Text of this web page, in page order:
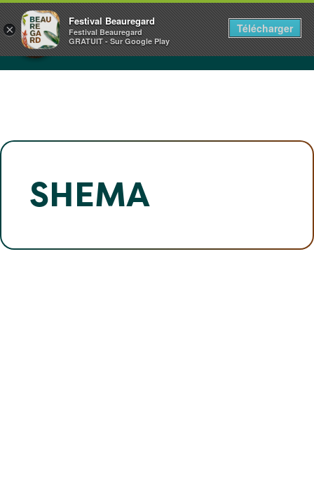
Panneau de gestion des cookies
CHÂTEAU DE BEAUREGARD
NORMANDIE
1+2.3.4.5 JUILLET 2026
SHEMA
×
Festival Beauregard
Festival Beauregard
GRATUIT - Sur Google Play
Télécharger